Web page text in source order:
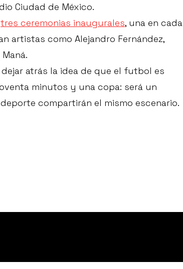
Ciudad de México.
tres ceremonias inaugurales, una en cada
artistas como Alejandro Fernández,
atrás la idea de que el futbol es
minutos y una copa: será un
compartirán el mismo escenario.